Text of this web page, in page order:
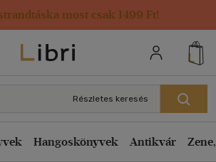
most csak 1499 Ft!
Kártya adatai
Részletes keresés
Hangoskönyvek Antikvár